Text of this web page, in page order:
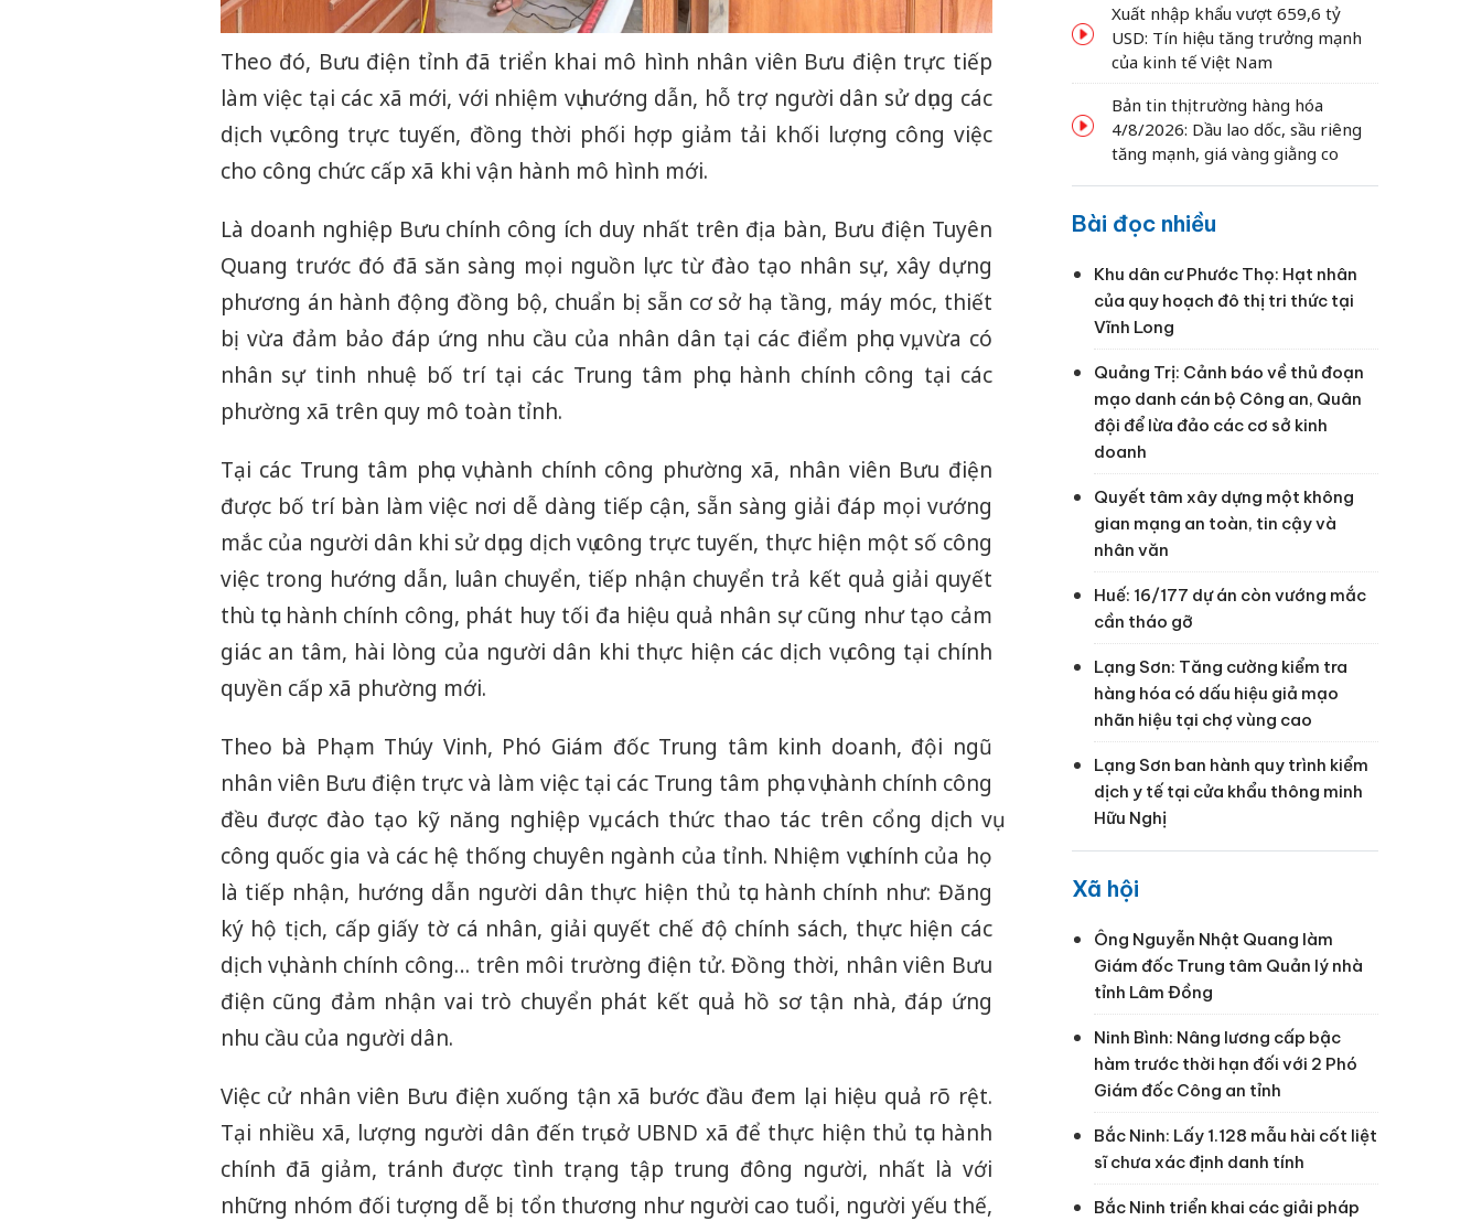
Theo đó, Bưu điện tỉnh đã triển khai mô hình nhân viên Bưu điện trực tiếp
làm việc tại các xã mới, với nhiệm vụ hướng dẫn, hỗ trợ người dân sử dụng các
dịch vụ công trực tuyến, đồng thời phối hợp giảm tải khối lượng công việc
cho công chức cấp xã khi vận hành mô hình mới.
Là doanh nghiệp Bưu chính công ích duy nhất trên địa bàn, Bưu điện Tuyên
Quang trước đó đã săn sàng mọi nguồn lực từ đào tạo nhân sự, xây dựng
phương án hành động đồng bộ, chuẩn bị sẵn cơ sở hạ tầng, máy móc, thiết
bị vừa đảm bảo đáp ứng nhu cầu của nhân dân tại các điểm phục vụ, vừa có
nhân sự tinh nhuệ bố trí tại các Trung tâm phục hành chính công tại các
phường xã trên quy mô toàn tỉnh.
Tại các Trung tâm phục vụ hành chính công phường xã, nhân viên Bưu điện
được bố trí bàn làm việc nơi dễ dàng tiếp cận, sẵn sàng giải đáp mọi vướng
mắc của người dân khi sử dụng dịch vụ công trực tuyến, thực hiện một số công
việc trong hướng dẫn, luân chuyển, tiếp nhận chuyển trả kết quả giải quyết
thù tục hành chính công, phát huy tối đa hiệu quả nhân sự cũng như tạo cảm
giác an tâm, hài lòng của người dân khi thực hiện các dịch vụ công tại chính
quyền cấp xã phường mới.
Theo bà Phạm Thúy Vinh, Phó Giám đốc Trung tâm kinh doanh, đội ngũ
nhân viên Bưu điện trực và làm việc tại các Trung tâm phục vụ hành chính công
đều được đào tạo kỹ năng nghiệp vụ, cách thức thao tác trên cổng dịch vụ
công quốc gia và các hệ thống chuyên ngành của tỉnh. Nhiệm vụ chính của họ
là tiếp nhận, hướng dẫn người dân thực hiện thủ tục hành chính như: Đăng
ký hộ tịch, cấp giấy tờ cá nhân, giải quyết chế độ chính sách, thực hiện các
dịch vụ hành chính công… trên môi trường điện tử. Đồng thời, nhân viên Bưu
điện cũng đảm nhận vai trò chuyển phát kết quả hồ sơ tận nhà, đáp ứng
nhu cầu của người dân.
Việc cử nhân viên Bưu điện xuống tận xã bước đầu đem lại hiệu quả rõ rệt.
Tại nhiều xã, lượng người dân đến trụ sở UBND xã để thực hiện thủ tục hành
chính đã giảm, tránh được tình trạng tập trung đông người, nhất là với
những nhóm đối tượng dễ bị tổn thương như người cao tuổi, người yếu thế,
Xuất nhập khẩu vượt 659,6 tỷ
USD: Tín hiệu tăng trưởng mạnh
của kinh tế Việt Nam
Bản tin thị trường hàng hóa
4/8/2026: Dầu lao dốc, sầu riêng
tăng mạnh, giá vàng giằng co
Bài đọc nhiều
Khu dân cư Phước Thọ: Hạt nhân
của quy hoạch đô thị tri thức tại
Vĩnh Long
Quảng Trị: Cảnh báo về thủ đoạn
mạo danh cán bộ Công an, Quân
đội để lừa đảo các cơ sở kinh
doanh
Quyết tâm xây dựng một không
gian mạng an toàn, tin cậy và
nhân văn
Huế: 16/177 dự án còn vướng mắc
cần tháo gỡ
Lạng Sơn: Tăng cường kiểm tra
hàng hóa có dấu hiệu giả mạo
nhãn hiệu tại chợ vùng cao
Lạng Sơn ban hành quy trình kiểm
dịch y tế tại cửa khẩu thông minh
Hữu Nghị
Xã hội
Ông Nguyễn Nhật Quang làm
Giám đốc Trung tâm Quản lý nhà
tỉnh Lâm Đồng
Ninh Bình: Nâng lương cấp bậc
hàm trước thời hạn đối với 2 Phó
Giám đốc Công an tỉnh
Bắc Ninh: Lấy 1.128 mẫu hài cốt liệt
sĩ chưa xác định danh tính
Bắc Ninh triển khai các giải pháp